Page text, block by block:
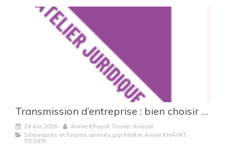
Transmission d’entreprise : bien choisir entre cession de parts sociales et cession de fonds de commerce
24 Avr 2026
Annie Khayat Tissier Avocat
Séminaires et forums animés par Maître Annie KHAYAT-
TISSIER